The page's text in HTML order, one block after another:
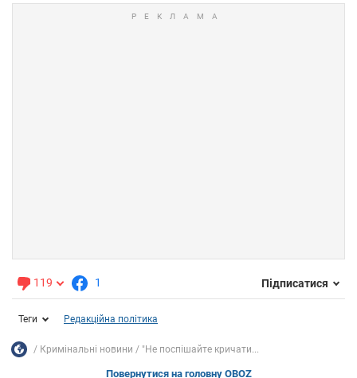
119 1 Підписатися
Теги Редакційна політика
Кримінальні новини "Не поспішайте кричати...
Повернутися на головну OBOZ